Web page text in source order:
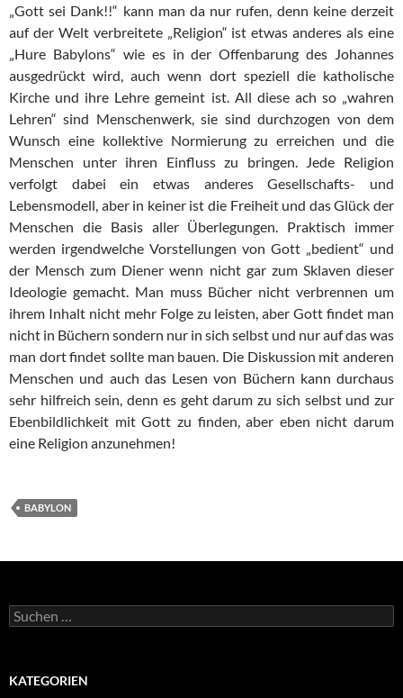
„Gott sei Dank!!“ kann man da nur rufen, denn keine derzeit
auf der Welt verbreitete „Religion“ ist etwas anderes als eine
„Hure Babylons“ wie es in der Offenbarung des Johannes
ausgedrückt wird, auch wenn dort speziell die katholische
Kirche und ihre Lehre gemeint ist. All diese ach so „wahren
Lehren“ sind Menschenwerk, sie sind durchzogen von dem
Wunsch eine kollektive Normierung zu erreichen und die
Menschen unter ihren Einfluss zu bringen. Jede Religion
verfolgt dabei ein etwas anderes Gesellschafts- und
Lebensmodell, aber in keiner ist die Freiheit und das Glück der
Menschen die Basis aller Überlegungen. Praktisch immer
werden irgendwelche Vorstellungen von Gott „bedient“ und
der Mensch zum Diener wenn nicht gar zum Sklaven dieser
Ideologie gemacht. Man muss Bücher nicht verbrennen um
ihrem Inhalt nicht mehr Folge zu leisten, aber Gott findet man
nicht in Büchern sondern nur in sich selbst und nur auf das was
man dort findet sollte man bauen. Die Diskussion mit anderen
Menschen und auch das Lesen von Büchern kann durchaus
sehr hilfreich sein, denn es geht darum zu sich selbst und zur
Ebenbildlichkeit mit Gott zu finden, aber eben nicht darum
eine Religion anzunehmen!
BABYLON
Suchen
nach:
KATEGORIEN